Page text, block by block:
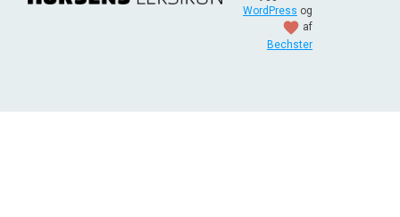
WordPress og
favorite af
Bechster